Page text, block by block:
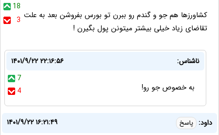
18
3 کشاورزها هم جو و ‌گندم رو ببرن تو بورس بفروشن بعد به علت
تقاضای زیاد خیلی بیشتر میتونن پول بگیرن !
ناشناس:
۱۴۰۱/۹/۲۲ ۲۲:۱۶:۵۶
7
4
به خصوص جو رو!
داود: پاسخ
۱۴۰۱/۹/۲۲ ۱۶:۲۱:۴۹